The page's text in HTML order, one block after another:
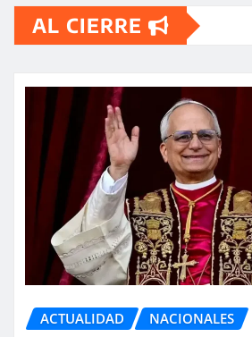
AL CIERRE
ACTUALIDAD NACIONALES